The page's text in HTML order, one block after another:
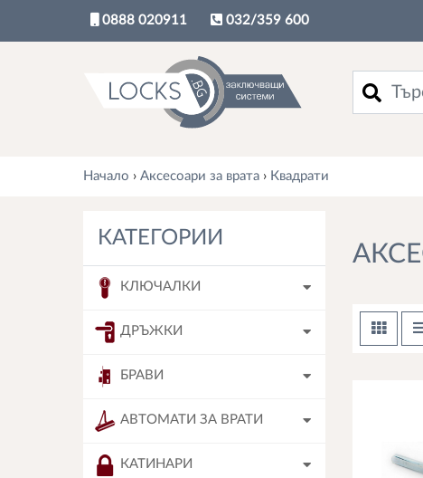
0888 020911 032/359 600
Начало › Аксесоари за врата › Квадрати
КАТЕГОРИИ
КЛЮЧАЛКИ
ДРЪЖКИ
БРАВИ
АВТОМАТИ ЗА ВРАТИ
КАТИНАРИ